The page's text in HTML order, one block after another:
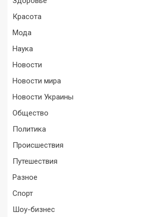
Красота
Мода
Наука
Новости
Новости мира
Новости Украины
Общество
Политика
Происшествия
Путешествия
Разное
Спорт
Шоу-бизнес